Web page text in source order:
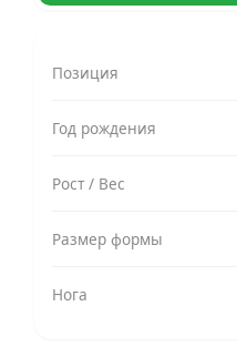
Позиция
Год рождения
Рост / Вес
Размер формы
Нога